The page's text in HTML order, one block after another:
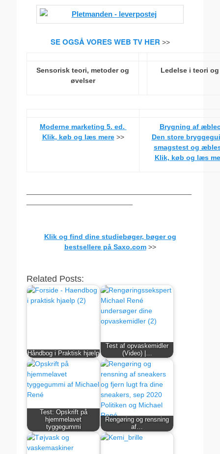
SE OGSÅ VORES WEB TV HER >>
Sensorisk teori, metoder og
øvelser
Ledelse i teori
Moderne marketing 5. ed.
Klik, køb og læs mere>>
Brygning af
Den store
smagstest og
Klik, køb og læs
Klik og find dine studiebøger, bøger og
bestsellere på Saxo.com>>
Related Posts:
Håndbog i Praktisk hjælp
Test af opvaskemidler
(Video) |…
Test: Opskrift på
hjemmelavet
tyggegummi
Rengøring og rensning
af…